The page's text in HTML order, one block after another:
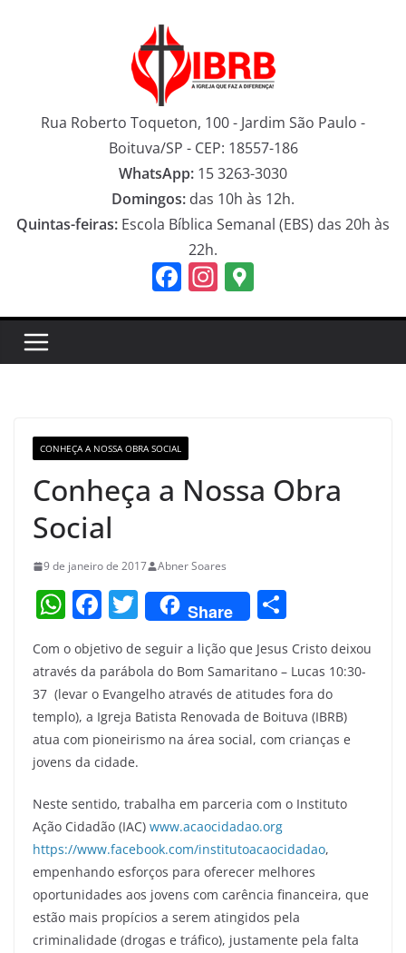
Rua Roberto Toqueton, 100 - Jardim São Paulo -
Boituva/SP - CEP: 18557-186
WhatsApp: 15 3263-3030
Domingos: das 10h às 12h.
Quintas-feiras: Escola Bíblica Semanal (EBS) das 20h às
22h.
F
e
o
k
In
gr gl
p
s
CONHEÇA A NOSSA OBRA SOCIAL
Conheça a Nossa Obra
Social
9 de janeiro de 2017 Abner Soares
W
h
at
s
A
p
p
F
a
c
e
b
o
o
k
T
w
itt
er
Share
ar
e
Com o objetivo de seguir a lição que Jesus Cristo deixou
através da parábola do Bom Samaritano – Lucas 10:30-
37 (levar o Evangelho através de atitudes fora do
templo), a Igreja Batista Renovada de Boituva (IBRB)
atua com pioneirismo na área social, com crianças e
jovens da cidade.
Neste sentido, trabalha em parceria com o Instituto
Ação Cidadão (IAC) www.acaocidadao.org
https://www.facebook.com/institutoacaocidadao,
empenhando esforços para oferecer melhores
oportunidades aos jovens com carência financeira, que
estão mais propícios a serem atingidos pela
criminalidade (drogas e tráfico), justamente pela falta